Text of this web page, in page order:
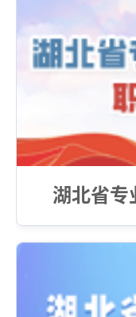
湖北省专